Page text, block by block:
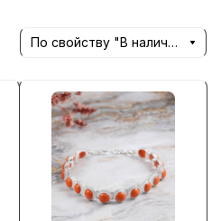
По свойству "В наличии" (убывание)